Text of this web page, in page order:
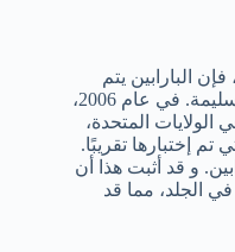
البارابين يتم
إمتصاصه سريعًا من خلال خلايا الجلد السليمة. في عام 2006،
المتحدة،
تم إختبارها تقريبًا.
و قد أثبت هذا أن
الجلد، مما قد